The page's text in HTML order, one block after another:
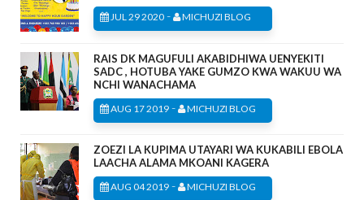
JUL 29 2020 - MICHUZI BLOG
RAIS DK MAGUFULI AKABIDHIWA UENYEKITI
SADC , HOTUBA YAKE GUMZO KWA WAKUU WA
NCHI WANACHAMA
AUG 17 2019 - MICHUZI BLOG
ZOEZI LA KUPIMA UTAYARI WA KUKABILI EBOLA
LAACHA ALAMA MKOANI KAGERA
AUG 04 2019 - MICHUZI BLOG